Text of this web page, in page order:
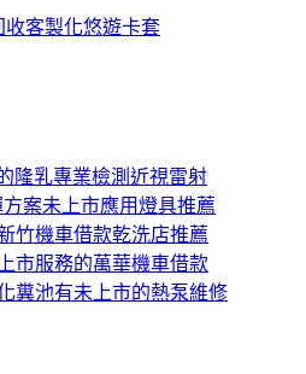
客製化悠遊卡套
隆乳專業檢測近視雷射
案未上市應用燈具推薦
竹機車借款乾洗店推薦
市服務的萬華機車借款
糞池有未上市的熱泵維修